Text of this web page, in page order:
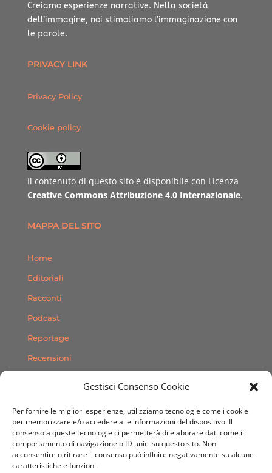
Gestisci Consenso Cookie
Per fornire le migliori esperienze, utilizziamo tecnologie come i cookie
per memorizzare e/o accedere alle informazioni del dispositivo. Il
consenso a queste tecnologie ci permetterà di elaborare dati come il
comportamento di navigazione o ID unici su questo sito. Non
acconsentire o ritirare il consenso può influire negativamente su alcune
caratteristiche e funzioni.
Creiamo esperienze narrative. Nella società
dell’immagine, noi stimoliamo l’immaginazione con
le parole.
PRIVACY LINK
Privacy Policy
Cookie policy
Il contenuto di questo sito è disponibile con Licenza
Creative Commons Attribuzione 4.0 Internazionale.
MAPPA DEL SITO
Home
Editoriali
Racconti
Podcast
Reportage
Recensioni
Contatti
SEGUICI SUI SOCIAL